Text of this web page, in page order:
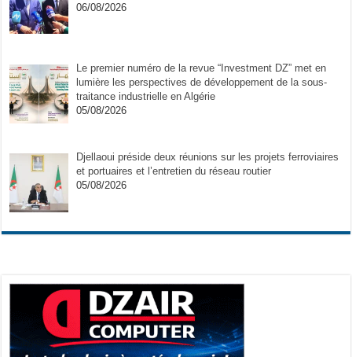
06/08/2026
Le premier numéro de la revue “Investment DZ” met en
lumière les perspectives de développement de la sous-
traitance industrielle en Algérie
05/08/2026
Djellaoui préside deux réunions sur les projets ferroviaires
et portuaires et l’entretien du réseau routier
05/08/2026